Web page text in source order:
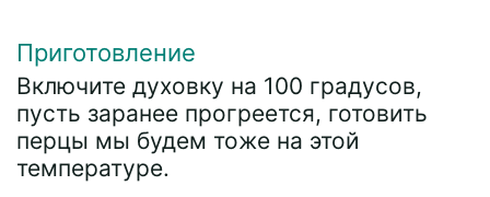
Приготовление
Включите духовку на 100 градусов,
пусть заранее прогреется, готовить
перцы мы будем тоже на этой
температуре.